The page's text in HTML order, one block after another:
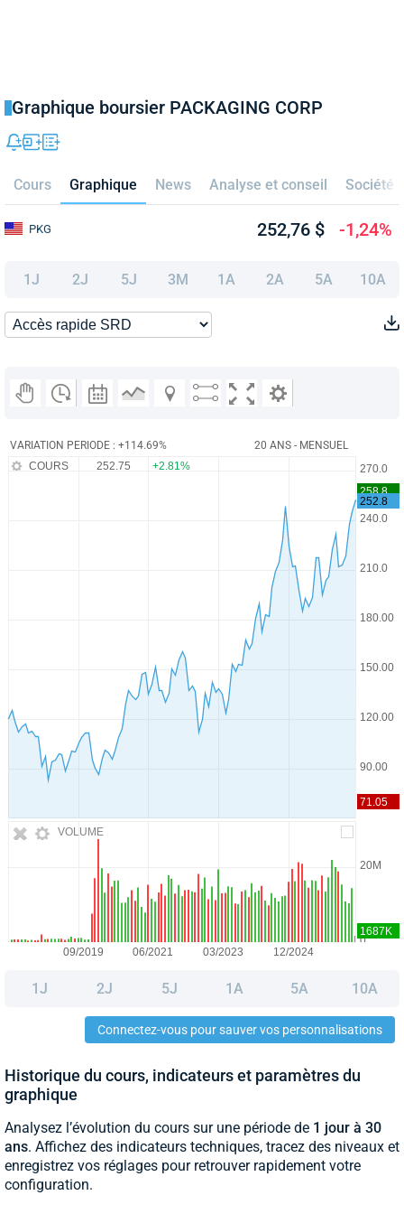
Graphique boursier PACKAGING CORP
Cours Graphique News Analyse et conseil Société
PKG 252,76 $ -1,24%
1J 2J 5J 3M 1A 2A 5A 10A
VARIATION PERIODE : +114.69% 20 ANS - MENSUEL
VOLUME
COURS 252.75 +2.81%
1J 2J 5J 1A 5A 10A
Connectez-vous pour sauver vos personnalisations
Historique du cours, indicateurs et paramètres du
graphique
Analysez l’évolution du cours sur une période de 1 jour à 30
ans. Affichez des indicateurs techniques, tracez des niveaux et
enregistrez vos réglages pour retrouver rapidement votre
configuration.